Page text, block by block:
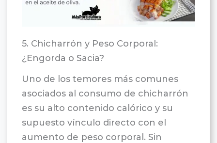
5. Chicharrón y Peso Corporal:
¿Engorda o Sacia?
Uno de los temores más comunes
asociados al consumo de chicharrón
es su alto contenido calórico y su
supuesto vínculo directo con el
aumento de peso corporal. Sin